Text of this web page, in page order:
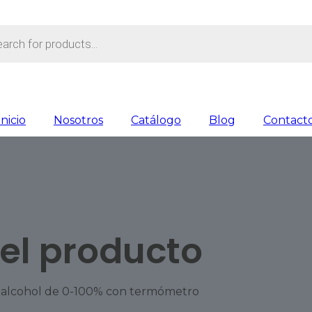
Nosotros Catálogo Blog
producto
de 0-100% con termómetro